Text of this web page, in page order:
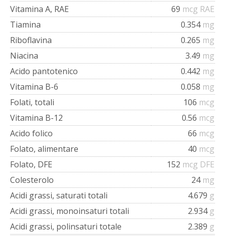
Vitamina A, RAE
69 mcg RAE
Tiamina
0.354 mg
Riboflavina
0.265 mg
Niacina
3.49 mg
Acido pantotenico
0.442 mg
Vitamina B-6
0.058 mg
Folati, totali
106 mcg
Vitamina B-12
0.56 mcg
Acido folico
66 mcg
Folato, alimentare
40 mcg
Folato, DFE
152 mcg DFE
Colesterolo
24 mg
Acidi grassi, saturati totali
4.679 g
Acidi grassi, monoinsaturi totali
2.934g
Acidi grassi, polinsaturi totale
2.389 g